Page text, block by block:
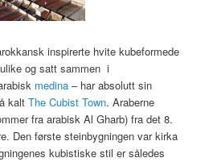
inspirerte hvite kubeformede
og satt sammen i
medina – har absolutt sin
kaltThe Cubist Town. Araberne
fra arabisk Al Gharb) fra det 8.
Den første steinbygningen var kirka
kubistiske stil er således